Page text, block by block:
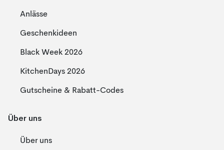
Anlässe
Geschenkideen
Black Week 2026
KitchenDays 2026
Gutscheine & Rabatt-Codes
Über uns
Über uns